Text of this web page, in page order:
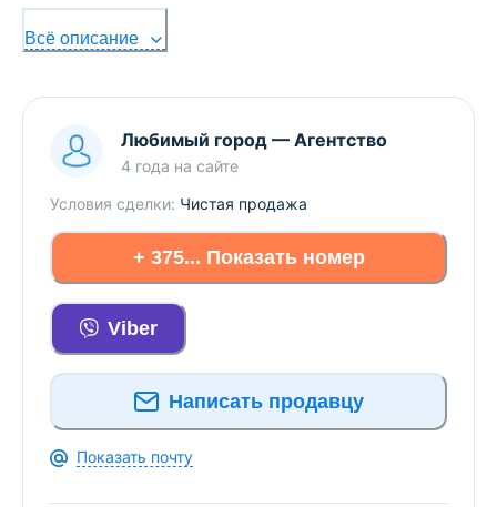
риэлтерские услуги
Всё описание
Любимый город — Агентство
4 года на сайте
Условия сделки: Чистая продажа
+ 375... Показать номер
Viber
Написать продавцу
Показать почту